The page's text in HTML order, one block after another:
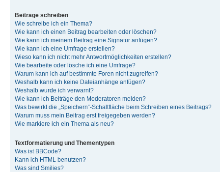
Beiträge schreiben
Wie schreibe ich ein Thema?
Wie kann ich einen Beitrag bearbeiten oder löschen?
Wie kann ich meinem Beitrag eine Signatur anfügen?
Wie kann ich eine Umfrage erstellen?
Wieso kann ich nicht mehr Antwortmöglichkeiten erstellen?
Wie bearbeite oder lösche ich eine Umfrage?
Warum kann ich auf bestimmte Foren nicht zugreifen?
Weshalb kann ich keine Dateianhänge anfügen?
Weshalb wurde ich verwarnt?
Wie kann ich Beiträge den Moderatoren melden?
Was bewirkt die „Speichern“-Schaltfläche beim Schreiben eines Beitrags?
Warum muss mein Beitrag erst freigegeben werden?
Wie markiere ich ein Thema als neu?
Textformatierung und Thementypen
Was ist BBCode?
Kann ich HTML benutzen?
Was sind Smilies?